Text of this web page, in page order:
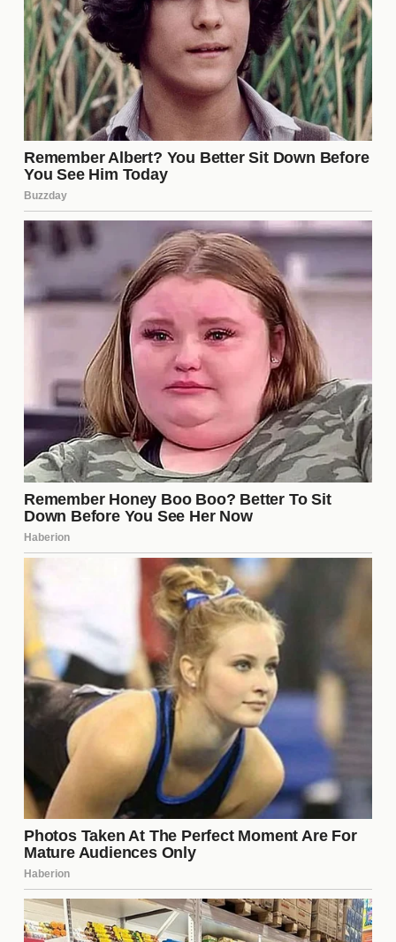
Las comparaciones entreCan Yamany otros
actores de la industria son inevitables. A menudo,
los medios destacan similitudes y diferencias en
sus carreras, lo que puede ser tanto positivo como
negativo. Sin embargo, Yaman ha sabido manejar
estas comparaciones con madurez, enfocándose en
su propio camino y en lo que lo hace único en el
competitivo mundo del entretenimiento.
El Futuro de Can Yaman
Con el panorama actual, el futuro deCan Yaman
parece prometedor. Su capacidad para adaptarse a
las críticas y mantener una imagen positiva sugiere
que seguirá siendo una figura relevante en la
industria. A medida que continúe evolucionando
como actor y persona, es probable que siga
atrayendo tanto admiradores como detractores, lo
que solo alimentará su trayectoria profesional.
¿Por qué Can Yaman ha recibido
críticas recientemente?
Las críticas haciaCan Yaman han surgido
principalmente debido a su elección de proyectos y
su estilo personal. Algunos fans y críticos han
cuestionado sus decisiones artísticas, mientras que
otros han comentado sobre su apariencia y forma
de interactuar con los medios. Este tipo de atención
es común en la industria del entretenimiento,
especialmente para figuras en ascenso.
¿Cómo ha respondido Can
Yaman a las críticas?
En lugar de ignorar las críticas,
optado por abordarlas de manera abierta. Utiliza
sus plataformas sociales para expresar su punto de
vista y aclarar malentendidos. Su enfoque ha sido